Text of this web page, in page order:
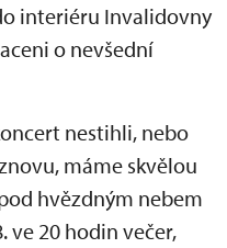
interiéru Invalidovny
o nevšední
nestihli, nebo
máme skvělou
hvězdným nebem
ve 20 hodin večer,